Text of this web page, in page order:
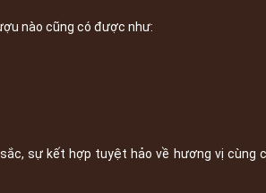
nào cũng có được như:
sự kết hợp tuyệt hảo về hương vị cùng